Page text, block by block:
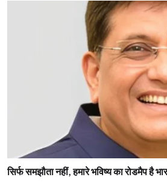
सिर्फ समझौता नहीं, हमारे भविष्य का रोडमैप है